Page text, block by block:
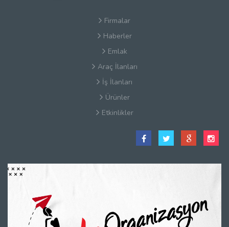
Firmalar
Haberler
Emlak
Araç İlanları
İş İlanları
Ürünler
Etkinlikler
Satış Sözleşmesi
Hakkımızda
İletişim